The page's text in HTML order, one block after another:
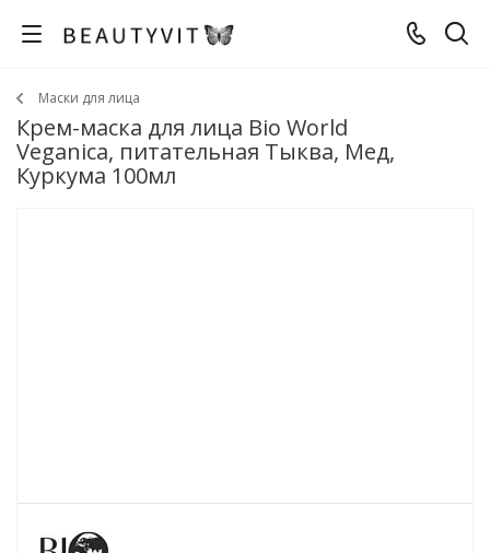
Маски для лица
Крем-маска для лица Bio World
Veganica, питательная Тыква, Мед,
Куркума 100мл